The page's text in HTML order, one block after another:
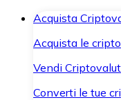
Acquista
Acquista le
Vendi
Converti le tue